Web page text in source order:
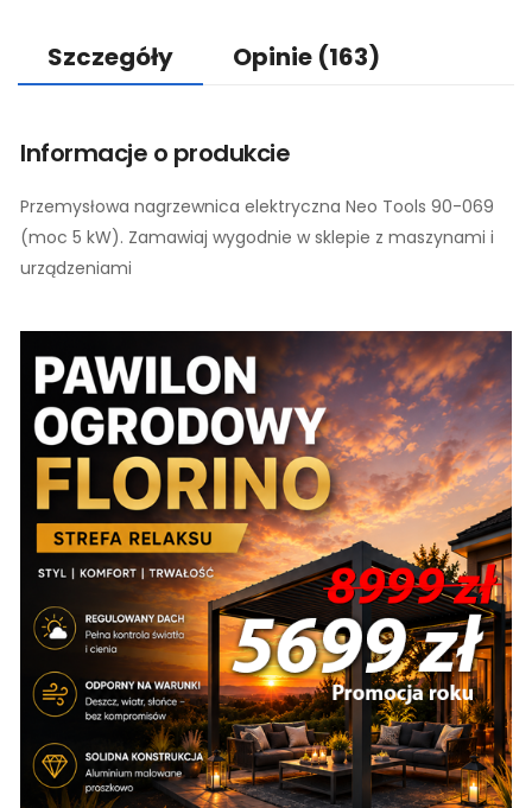
Szczegóły Opinie (163)
Informacje o produkcie
Przemysłowa nagrzewnica elektryczna Neo Tools 90-069
(moc 5 kW). Zamawiaj wygodnie w sklepie z maszynami i
urządzeniami